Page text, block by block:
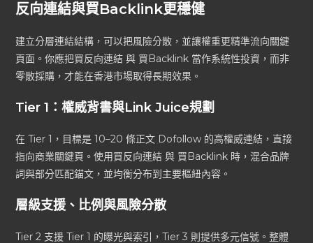
反向連結與買Backlink更穩健
建立分層連結結構，可以把風險分散，並讓權重更精準流向關鍵
頁面。你應把買反向連結 與 買Backlink 當作系統性投資，而非
零散採購，才能在香港市場取得長期效果。
Tier 1：權威背書與Link Juice規劃
在 Tier 1，目標是 10–20 條正文 Dofollow 的高權威連結，直接
指向商業關鍵頁。使用買反向連結 與 買Backlink 時，混合品牌
詞與部分匹配錨文，並均衡分布到主要樞紐內容。
層級支援、比例與風險分散
Tier 2 支援 Tier 1 的曝光與索引，Tier 3 則提供多元信號。整體